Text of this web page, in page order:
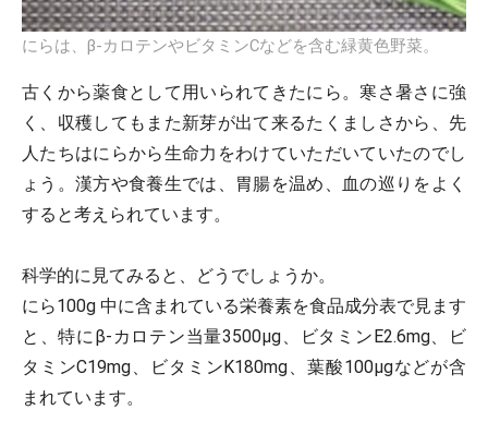
にらは、β-カロテンやビタミンCなどを含む緑黄色野菜。
古くから薬食として用いられてきたにら。寒さ暑さに強
く、収穫してもまた新芽が出て来るたくましさから、先
人たちはにらから生命力をわけていただいていたのでし
ょう。漢方や食養生では、胃腸を温め、血の巡りをよく
すると考えられています。
科学的に見てみると、どうでしょうか。
にら100g 中に含まれている栄養素を食品成分表で見ます
と、特にβ-カロテン当量3500μg、ビタミンE2.6mg、ビ
タミンC19mg、ビタミンK180mg、葉酸100μgなどが含
まれています。